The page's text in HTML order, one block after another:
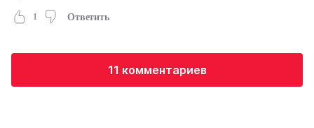
1 Ответить
11 комментариев